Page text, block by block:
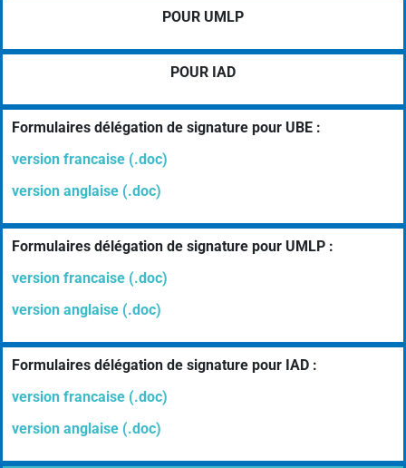
POUR UMLP
POUR IAD
Formulaires délégation de signature pour UBE :
version francaise (.doc)
version anglaise (.doc)
Formulaires délégation de signature pour UMLP :
version francaise (.doc)
version anglaise (.doc)
Formulaires délégation de signature pour IAD :
version francaise (.doc)
version anglaise (.doc)